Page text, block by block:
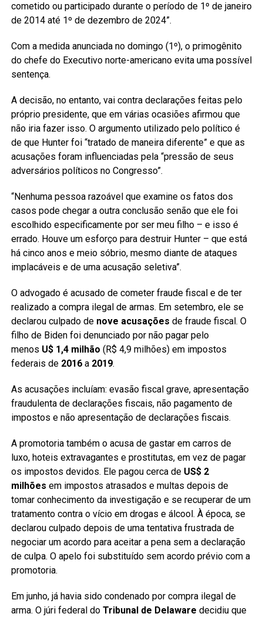
cometido ou participado durante o período de 1º de janeiro
de 2014 até 1º de dezembro de 2024”.
Com a medida anunciada no domingo (1º), o primogênito
do chefe do Executivo norte-americano evita uma possível
sentença.
A decisão, no entanto, vai contra declarações feitas pelo
próprio presidente, que em várias ocasiões afirmou que
não iria fazer isso. O argumento utilizado pelo político é
de que Hunter foi “tratado de maneira diferente” e que as
acusações foram influenciadas pela “pressão de seus
adversários políticos no Congresso”.
“Nenhuma pessoa razoável que examine os fatos dos
casos pode chegar a outra conclusão senão que ele foi
escolhido especificamente por ser meu filho – e isso é
errado. Houve um esforço para destruir Hunter – que está
há cinco anos e meio sóbrio, mesmo diante de ataques
implacáveis e de uma acusação seletiva”.
O advogado é acusado de cometer fraude fiscal e de ter
realizado a compra ilegal de armas. Em setembro, ele se
declarou culpado de nove acusações de fraude fiscal. O
filho de Biden foi denunciado por não pagar pelo
menos U$ 1,4 milhão (R$ 4,9 milhões) em impostos
federais de 2016 a 2019.
As acusações incluíam: evasão fiscal grave, apresentação
fraudulenta de declarações fiscais, não pagamento de
impostos e não apresentação de declarações fiscais.
A promotoria também o acusa de gastar em carros de
luxo, hoteis extravagantes e prostitutas, em vez de pagar
os impostos devidos. Ele pagou cerca de US$ 2
milhões em impostos atrasados e multas depois de
tomar conhecimento da investigação e se recuperar de um
tratamento contra o vício em drogas e álcool. À época, se
declarou culpado depois de uma tentativa frustrada de
negociar um acordo para aceitar a pena sem a declaração
de culpa. O apelo foi substituído sem acordo prévio com a
promotoria.
Em junho, já havia sido condenado por compra ilegal de
arma. O júri federal do Tribunal de Delaware decidiu que